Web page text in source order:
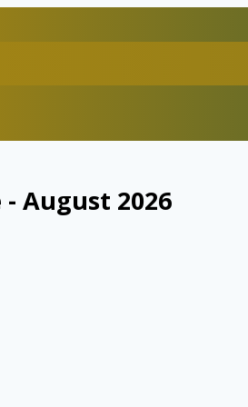
August 2026